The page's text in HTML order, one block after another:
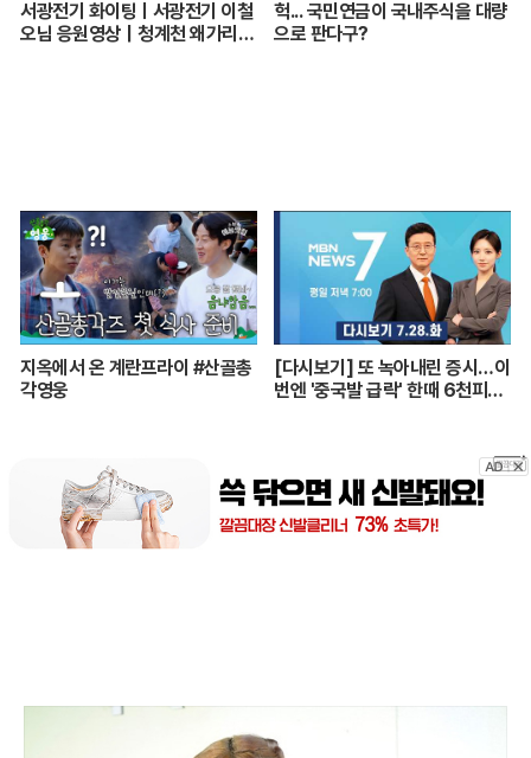
서광전기 화이팅ㅣ서광전기 이철
오님 응원영상｜청계천 왜가리의
헉... 국민연금이 국내주식을 대량
으로 판다구?
지옥에서 온 계란프라이 #산골총
각영웅
[다시보기] 또 녹아내린 증시…이
번엔 '중국발 급락' 한때 6천피도